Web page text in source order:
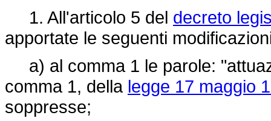
1. All'articolo 5 del decreto
apportate le seguenti
a) al comma 1 le parole:
comma 1, della legge 17 maggio
soppresse;